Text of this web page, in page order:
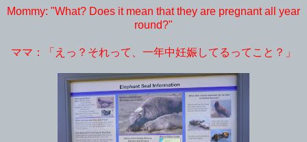
Mommy: "What? Does it mean that they are pregnant all year
round?"
ママ：「えっ？それって、一年中妊娠してるってこと？」